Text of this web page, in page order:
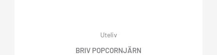
Uteliv
BRIV POPCORNJÄRN